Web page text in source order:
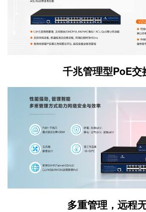
千兆管理型PoE交
多重管理，远程